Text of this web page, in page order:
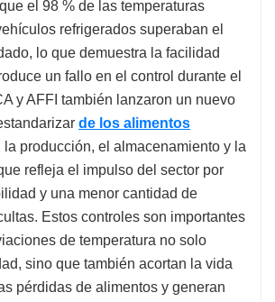
el 98 % de las temperaturas
refrigerados superaban el
lo que demuestra la facilidad
un fallo en el control durante el
y AFFI también lanzaron un nuevo
de los alimentos
la producción, el almacenamiento y la
refleja el impulso del sector por
y una menor cantidad de
Estos controles son importantes
de temperatura no solo
sino que también acortan la vida
pérdidas de alimentos y generan